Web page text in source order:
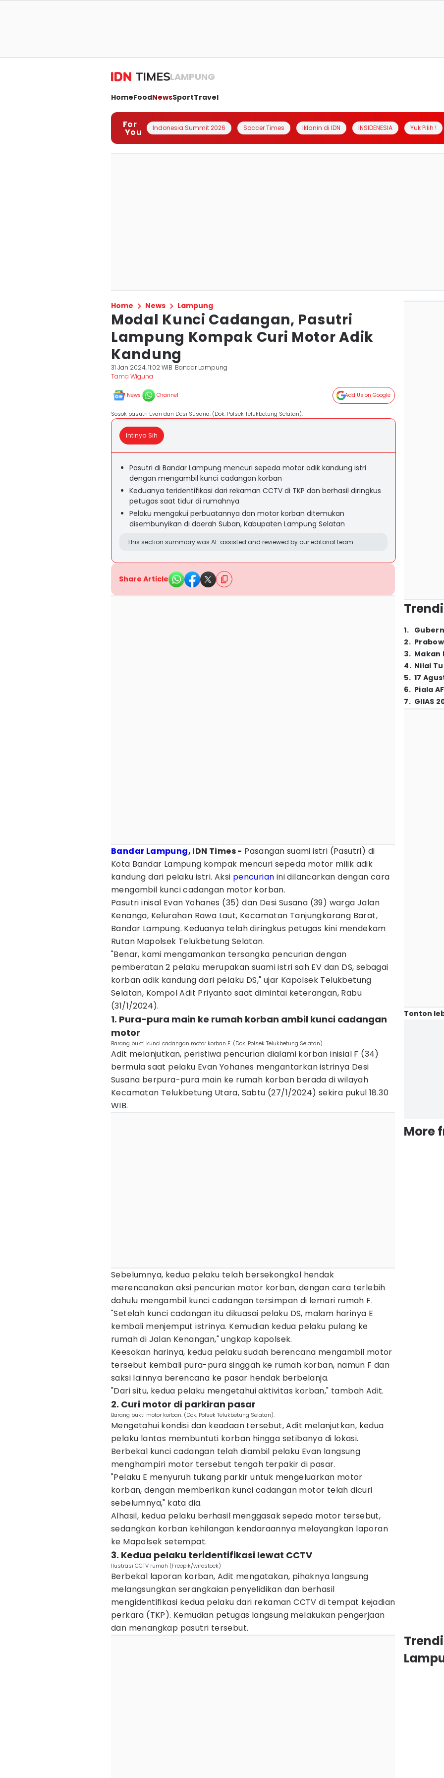
LAMPUNG
HomeFoodNewsSportTravel
For
You Indonesia Summit 2026 Soccer Times Iklanin di IDN INSIDENESIA Yuk Pilih !
Home News Lampung
Modal Kunci Cadangan, Pasutri
Lampung Kompak Curi Motor Adik
Kandung
31 Jan 2024, 11:02 WIB Bandar Lampung
Tama Wiguna
News Channel Add Us on Google
Sosok pasutri Evan dan Desi Susana. (Dok. Polsek Telukbetung Selatan).
Intinya Sih
Pasutri di Bandar Lampung mencuri sepeda motor adik kandung istri
dengan mengambil kunci cadangan korban
Keduanya teridentifikasi dari rekaman CCTV di TKP dan berhasil diringkus
petugas saat tidur di rumahnya
Pelaku mengakui perbuatannya dan motor korban ditemukan
disembunyikan di daerah Suban, Kabupaten Lampung Selatan
This section summary was AI-assisted and reviewed by our editorial team.
Share Article
Bandar Lampung, IDN Times - Pasangan suami istri (Pasutri) di
Kota Bandar Lampung kompak mencuri sepeda motor milik adik
kandung dari pelaku istri. Aksi pencurian ini dilancarkan dengan cara
mengambil kunci cadangan motor korban.
Pasutri inisal Evan Yohanes (35) dan Desi Susana (39) warga Jalan
Kenanga, Kelurahan Rawa Laut, Kecamatan Tanjungkarang Barat,
Bandar Lampung. Keduanya telah diringkus petugas kini mendekam
Rutan Mapolsek Telukbetung Selatan.
"Benar, kami mengamankan tersangka pencurian dengan
pemberatan 2 pelaku merupakan suami istri sah EV dan DS, sebagai
korban adik kandung dari pelaku DS," ujar Kapolsek Telukbetung
Selatan, Kompol Adit Priyanto saat dimintai keterangan, Rabu
(31/1/2024).
1. Pura-pura main ke rumah korban ambil kunci cadangan
motor
Barang bukti kunci cadangan motor korban F. (Dok. Polsek Telukbetung Selatan).
Adit melanjutkan, peristiwa pencurian dialami korban inisial F (34)
bermula saat pelaku Evan Yohanes mengantarkan istrinya Desi
Susana berpura-pura main ke rumah korban berada di wilayah
Kecamatan Telukbetung Utara, Sabtu (27/1/2024) sekira pukul 18.30
WIB.
Sebelumnya, kedua pelaku telah bersekongkol hendak
merencanakan aksi pencurian motor korban, dengan cara terlebih
dahulu mengambil kunci cadangan tersimpan di lemari rumah F.
"Setelah kunci cadangan itu dikuasai pelaku DS, malam harinya E
kembali menjemput istrinya. Kemudian kedua pelaku pulang ke
rumah di Jalan Kenangan," ungkap kapolsek.
Keesokan harinya, kedua pelaku sudah berencana mengambil motor
tersebut kembali pura-pura singgah ke rumah korban, namun F dan
saksi lainnya berencana ke pasar hendak berbelanja.
"Dari situ, kedua pelaku mengetahui aktivitas korban," tambah Adit.
2. Curi motor di parkiran pasar
Barang bukti motor korban. (Dok. Polsek Telukbetung Selatan).
Mengetahui kondisi dan keadaan tersebut, Adit melanjutkan, kedua
pelaku lantas membuntuti korban hingga setibanya di lokasi.
Berbekal kunci cadangan telah diambil pelaku Evan langsung
menghampiri motor tersebut tengah terpakir di pasar.
"Pelaku E menyuruh tukang parkir untuk mengeluarkan motor
korban, dengan memberikan kunci cadangan motor telah dicuri
sebelumnya," kata dia.
Alhasil, kedua pelaku berhasil menggasak sepeda motor tersebut,
sedangkan korban kehilangan kendaraannya melayangkan laporan
ke Mapolsek setempat.
3. Kedua pelaku teridentifikasi lewat CCTV
Ilustrasi CCTV rumah (Freepik/wirestock)
Berbekal laporan korban, Adit mengatakan, pihaknya langsung
melangsungkan serangkaian penyelidikan dan berhasil
mengidentifikasi kedua pelaku dari rekaman CCTV di tempat kejadian
perkara (TKP). Kemudian petugas langsung melakukan pengerjaan
dan menangkap pasutri tersebut.
1.
2.
3. Makan
4. Nilai
5. 17
6. Piala
7. GIIAS
Tonton
More